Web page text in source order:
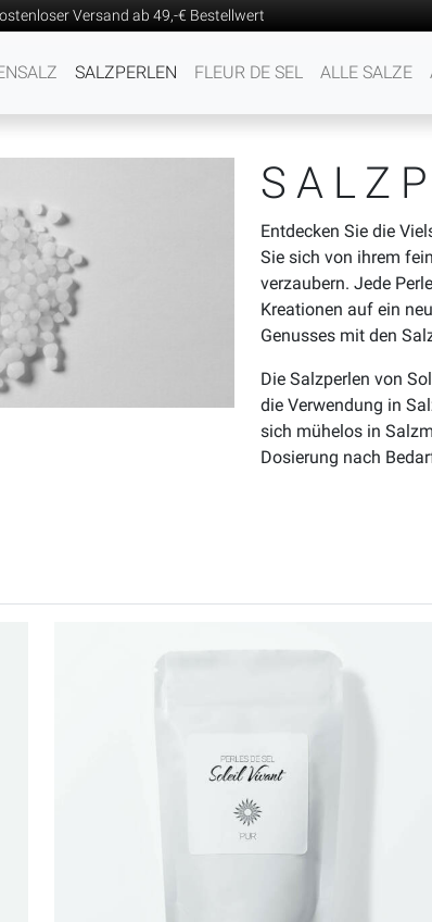
Versand ab 49,-€ Bestellwert
SALZPERLEN FLEUR DE SEL ALLE SALZE
Entdecken Sie die
Sie sich von ihrem
verzaubern. Jede
Kreationen auf ein
Genusses mit den
Die Salzperlen von
die Verwendung in
sich mühelos in
Dosierung nach